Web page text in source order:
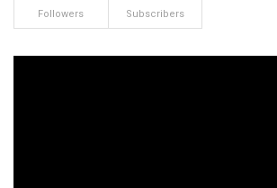
Followers Subscribers